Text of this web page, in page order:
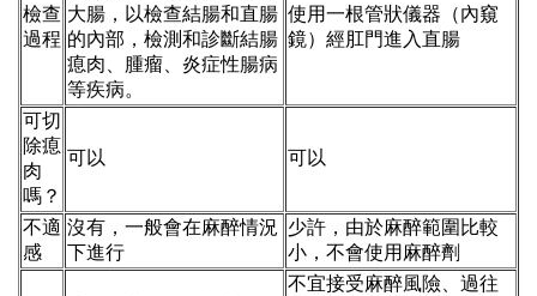
檢查
過程
大腸，以檢查結腸和直腸
的內部，檢測和診斷結腸
瘜肉、腫瘤、炎症性腸病
等疾病。
使用一根管狀儀器（內窺
鏡）經肛門進入直腸
可切
除瘜
肉
嗎？
可以 可以
不適
感
沒有，一般會在麻醉情況
下進行
少許，由於麻醉範圍比較
小，不會使用麻醉劑
不宜接受麻醉風險、過往